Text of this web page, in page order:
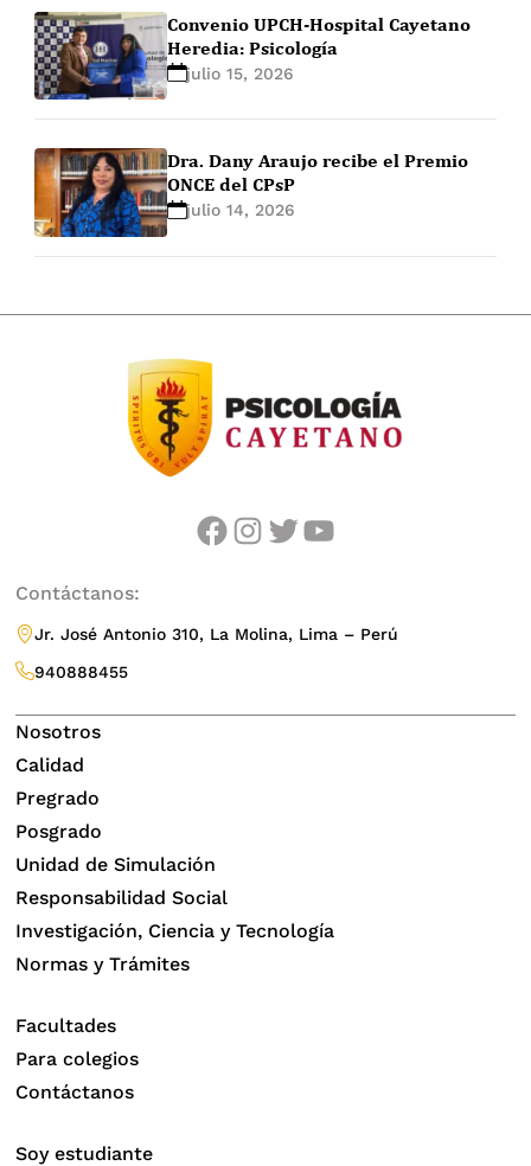
Convenio UPCH-Hospital Cayetano
Heredia: Psicología
julio 15, 2026
Dra. Dany Araujo recibe el Premio
ONCE del CPsP
julio 14, 2026
facebook instagram twitter youtube
Contáctanos:
Jr. José Antonio 310, La Molina, Lima – Perú
940888455
Nosotros
Calidad
Pregrado
Posgrado
Unidad de Simulación
Responsabilidad Social
Investigación, Ciencia y Tecnología
Normas y Trámites
Facultades
Para colegios
Contáctanos
Soy estudiante